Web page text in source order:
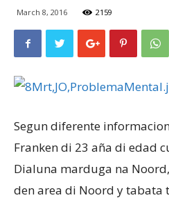
Noticia
Aruba
March 8, 2016 2159
Segun diferente
Franken di 23 aña di edad
Dialuna marduga na
den area di Noord y tabata